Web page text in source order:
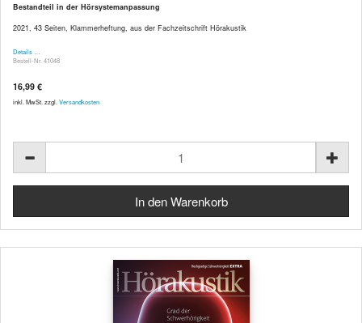
Bestandteil in der Hörsystemanpassung
2021, 43 Seiten, Klammerheftung, aus der Fachzeitschrift Hörakustik
Details …
Bestell-Nr. 41048
16,99 €
inkl. MwSt. zzgl. Versandkosten